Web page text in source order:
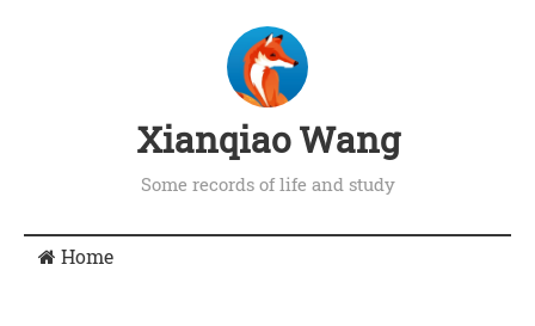
Xianqiao Wang
Some records of life and study
Home